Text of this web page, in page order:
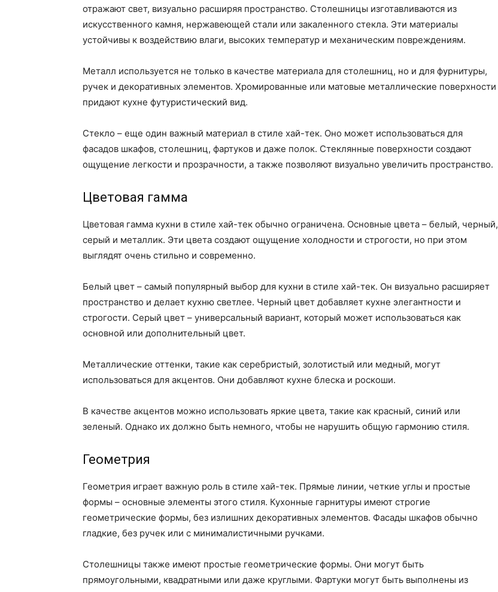
отражают свет, визуально расширяя пространство. Столешницы изготавливаются из
искусственного камня, нержавеющей стали или закаленного стекла. Эти материалы
устойчивы к воздействию влаги, высоких температур и механическим повреждениям.
Металл используется не только в качестве материала для столешниц, но и для фурнитуры,
ручек и декоративных элементов. Хромированные или матовые металлические поверхности
придают кухне футуристический вид.
Стекло – еще один важный материал в стиле хай-тек. Оно может использоваться для
фасадов шкафов, столешниц, фартуков и даже полок. Стеклянные поверхности создают
ощущение легкости и прозрачности, а также позволяют визуально увеличить пространство.
Цветовая гамма
Цветовая гамма кухни в стиле хай-тек обычно ограничена. Основные цвета – белый, черный,
серый и металлик. Эти цвета создают ощущение холодности и строгости, но при этом
выглядят очень стильно и современно.
Белый цвет – самый популярный выбор для кухни в стиле хай-тек. Он визуально расширяет
пространство и делает кухню светлее. Черный цвет добавляет кухне элегантности и
строгости. Серый цвет – универсальный вариант, который может использоваться как
основной или дополнительный цвет.
Металлические оттенки, такие как серебристый, золотистый или медный, могут
использоваться для акцентов. Они добавляют кухне блеска и роскоши.
В качестве акцентов можно использовать яркие цвета, такие как красный, синий или
зеленый. Однако их должно быть немного, чтобы не нарушить общую гармонию стиля.
Геометрия
Геометрия играет важную роль в стиле хай-тек. Прямые линии, четкие углы и простые
формы – основные элементы этого стиля. Кухонные гарнитуры имеют строгие
геометрические формы, без излишних декоративных элементов. Фасады шкафов обычно
гладкие, без ручек или с минималистичными ручками.
Столешницы также имеют простые геометрические формы. Они могут быть
прямоугольными, квадратными или даже круглыми. Фартуки могут быть выполнены из